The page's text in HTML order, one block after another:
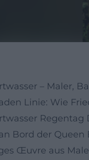
– Maler,
Linie: Wie
Regentag
Bord der
Œuvre aus